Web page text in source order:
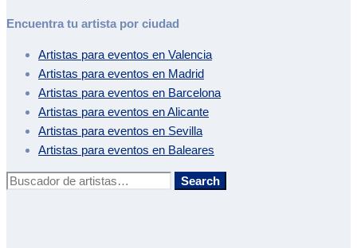
Encuentra tu artista por ciudad
Artistas para eventos en Valencia
Artistas para eventos en Madrid
Artistas para eventos en Barcelona
Artistas para eventos enAlicante
Artistas para eventos en Sevilla
Artistas para eventos en Baleares
Buscar: Search